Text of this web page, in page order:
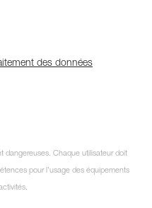
des données
dangereuses. Chaque utilisateur doit
pour l’usage des équipements